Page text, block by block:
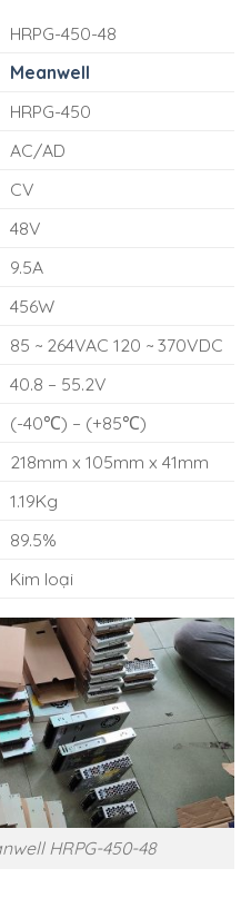
HRPG-450-48
Meanwell
HRPG-450
AC/AD
CV
48V
9.5A
456W
85 ~ 264VAC 120 ~ 370VDC
40.8 – 55.2V
(-40℃) – (+85℃)
218mm x 105mm x 41mm
1.19Kg
89.5%
Kim loại
HRPG-450-48